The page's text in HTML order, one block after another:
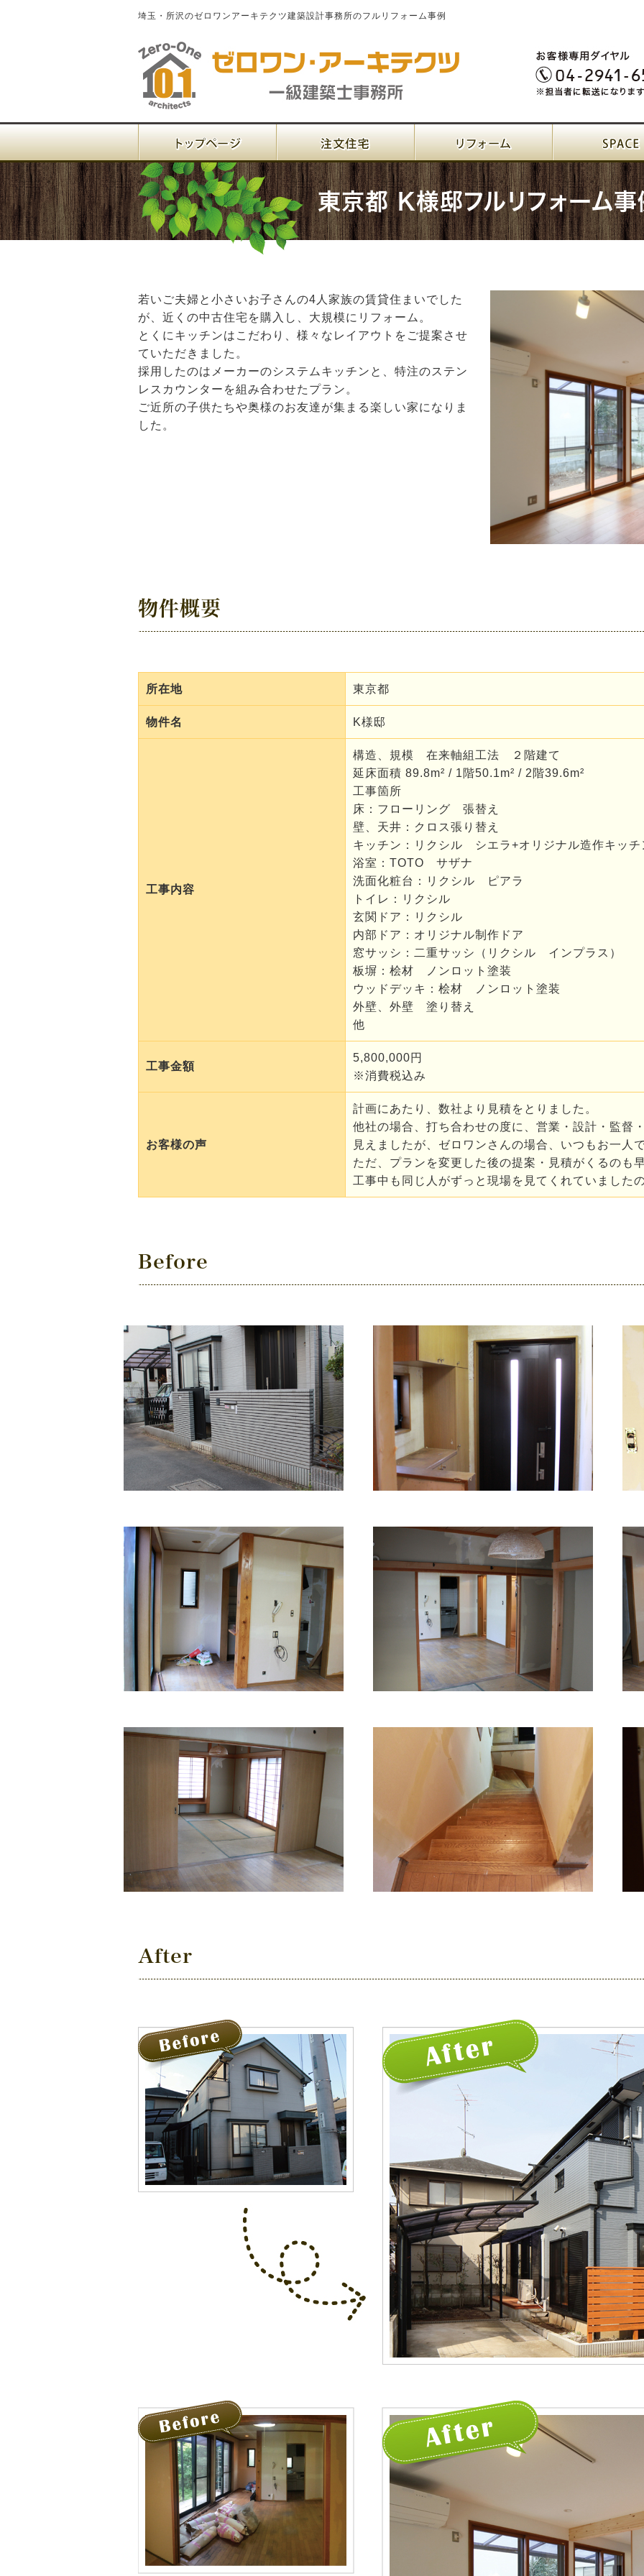
埼玉・所沢のゼロワンアーキテクツ建築設計事務所のフルリフォーム事例
東京都 K様邸フルリフォーム事
若いご夫婦と小さいお子さんの4人家族の賃貸住まいでした
が、近くの中古住宅を購入し、大規模にリフォーム。
とくにキッチンはこだわり、様々なレイアウトをご提案させ
ていただきました。
採用したのはメーカーのシステムキッチンと、特注のステン
レスカウンターを組み合わせたプラン。
ご近所の子供たちや奥様のお友達が集まる楽しい家になりま
した。
物件概要
所在地 東京都
物件名 K様邸
工事内容
構造、規模 在来軸組工法 ２階建て
延床面積 89.8m² / 1階50.1m² / 2階39.6m²
工事箇所
床：フローリング 張替え
壁、天井：クロス張り替え
キッチン：リクシル シエラ+オリジナル造作キッチ
浴室：TOTO サザナ
洗面化粧台：リクシル ピアラ
トイレ：リクシル
玄関ドア：リクシル
内部ドア：オリジナル制作ドア
窓サッシ：二重サッシ（リクシル インプラス）
板塀：桧材 ノンロット塗装
ウッドデッキ：桧材 ノンロット塗装
外壁、外壁 塗り替え
他
工事金額
5,800,000円
※消費税込み
お客様の声
計画にあたり、数社より見積をとりました。
他社の場合、打ち合わせの度に、営業・設計・監督
見えましたが、ゼロワンさんの場合、いつもお一人
ただ、プランを変更した後の提案・見積がくるのも
工事中も同じ人がずっと現場を見てくれていました
Before
After